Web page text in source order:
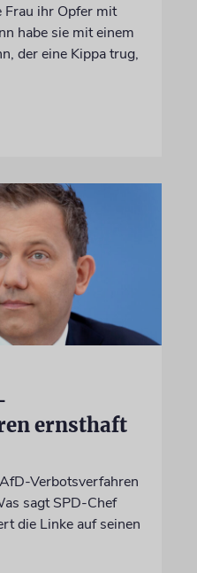
Frau ihr Opfer mit
habe sie mit einem
der eine Kippa trug,
ernsthaft
Verbotsverfahren
sagt SPD-Chef
die Linke auf seinen